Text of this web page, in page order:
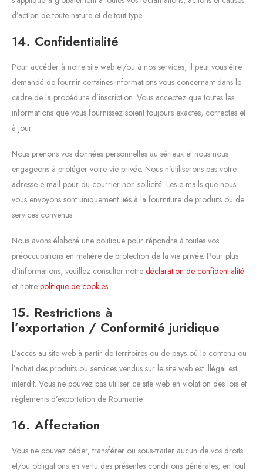
d’action de toute nature et de tout type.
14. Confidentialité
Pour accéder à notre site web et/ou à nos services, il peut vous être
demandé de fournir certaines informations vous concernant dans le
cadre de la procédure d’inscription. Vous acceptez que toutes les
informations que vous fournissez soient toujours exactes, correctes et
à jour.
Nous prenons vos données personnelles au sérieux et nous nous
engageons à protéger votre vie privée. Nous n’utiliserons pas votre
adresse e-mail pour du courrier non sollicité. Les e-mails que nous
vous envoyons sont uniquement liés à la fourniture de produits ou de
services convenus.
Nous avons élaboré une politique pour répondre à toutes vos
préoccupations en matière de protection de la vie privée. Pour plus
d’informations, veuillez consulter notre déclaration de confidentialité
et notre politique de cookies.
15. Restrictions à
l’exportation / Conformité juridique
L’accès au site web à partir de territoires ou de pays où le contenu ou
l’achat des produits ou services vendus sur le site web est illégal est
interdit. Vous ne pouvez pas utiliser ce site web en violation des lois et
règlements d’exportation de Roumanie.
16. Affectation
Vous ne pouvez céder, transférer ou sous-traiter aucun de vos droits
et/ou obligations en vertu des présentes conditions générales, en tout